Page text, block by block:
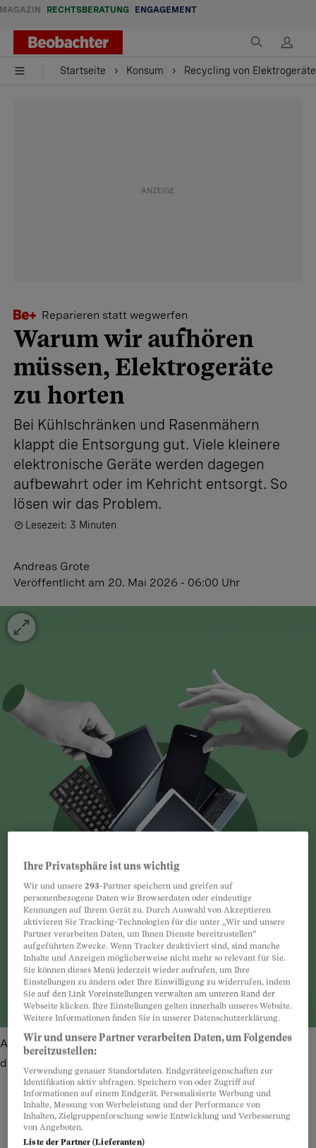
MAGAZIN RECHTSBERATUNG ENGAGEMENT
Startseite Konsum Recycling von
Reparieren statt wegwerfen
Warum wir aufhören
müssen, Elektrogeräte
zu horten
Bei Kühlschränken und Rasenmähern
klappt die Entsorgung gut. Viele kleinere
elektronische Geräte werden dagegen
aufbewahrt oder im Kehricht entsorgt. So
lösen wir das Problem.
Lesezeit: 3 Minuten
Andreas Grote
Veröffentlicht am 20. Mai 2026 - 06:00 Uhr
Alte Elektrogeräte: Recycling ist Pflicht – und trotzdem nur
die zweitbeste Lösung.
Teilen Anhören
Ihre Privatsphäre ist uns wichtig
Wir und unsere293-Partner speichern und greifen auf
personenbezogene Daten wie Browserdaten oder eindeutige
Kennungen auf Ihrem Gerät zu. Durch Auswahl von Akzeptieren
aktivieren Sie Tracking-Technologien für die unter „Wir und unsere
Partner verarbeiten Daten, um Ihnen Dienste bereitzustellen“
aufgeführten Zwecke. Wenn Tracker deaktiviert sind, sind manche
Inhalte und Anzeigen möglicherweise nicht mehr so relevant für Sie.
Sie können dieses Menü jederzeit wieder aufrufen, um Ihre
Einstellungen zu ändern oder Ihre Einwilligung zu widerrufen, indem
Sie auf den Link Voreinstellungen verwalten am unteren Rand der
Webseite klicken. Ihre Einstellungen gelten innerhalb unseres Website.
Weitere Informationen finden Sie in unserer Datenschutzerklärung.
Wir und unsere Partner verarbeiten Daten, um Folgendes
bereitzustellen:
Verwendung genauer Standortdaten. Endgeräteeigenschaften zur
Identifikation aktiv abfragen. Speichern von oder Zugriff auf
Informationen auf einem Endgerät. Personalisierte Werbung und
Inhalte, Messung von Werbeleistung und der Performance von
Inhalten, Zielgruppenforschung sowie Entwicklung und Verbesserung
von Angeboten.
Liste der Partner (Lieferanten)